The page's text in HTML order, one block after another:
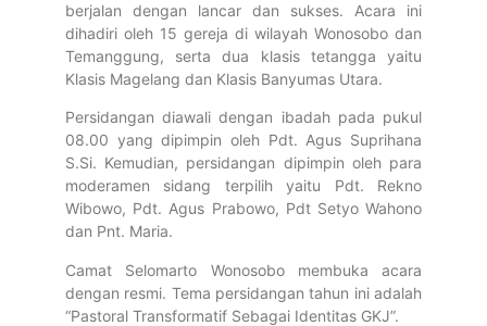
berjalan dengan lancar dan sukses. Acara ini
dihadiri oleh 15 gereja di wilayah Wonosobo dan
Temanggung, serta dua klasis tetangga yaitu
Klasis Magelang dan Klasis Banyumas Utara.
Persidangan diawali dengan ibadah pada pukul
08.00 yang dipimpin oleh Pdt. Agus Suprihana
S.Si. Kemudian, persidangan dipimpin oleh para
moderamen sidang terpilih yaitu Pdt. Rekno
Wibowo, Pdt. Agus Prabowo, Pdt Setyo Wahono
dan Pnt. Maria.
Camat Selomarto Wonosobo membuka acara
dengan resmi. Tema persidangan tahun ini adalah
“Pastoral Transformatif Sebagai Identitas GKJ”.